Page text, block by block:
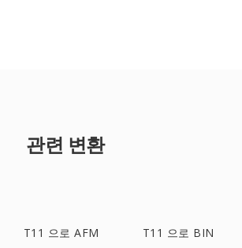
관련 변환
T11 으로 AFM T11 으로 BIN